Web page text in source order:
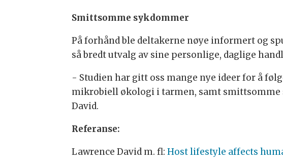
Smittsomme sykdommer
På forhånd ble deltakerne nøye informert og
så bredt utvalg av sine personlige, daglige
- Studien har gitt oss mange nye ideer for å
mikrobiell økologi i tarmen, samt smittsomme
David.
Referanse:
Lawrence David m. fl: Host lifestyle affects